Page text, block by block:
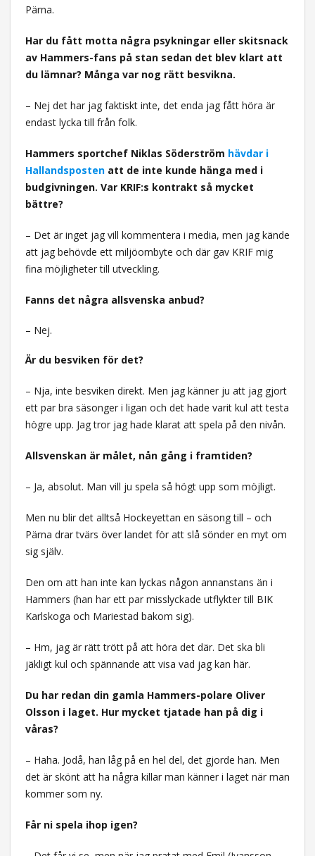
Pärna.
Har du fått motta några psykningar eller skitsnack
av Hammers-fans på stan sedan det blev klart att
du lämnar? Många var nog rätt besvikna.
– Nej det har jag faktiskt inte, det enda jag fått höra är
endast lycka till från folk.
Hammers sportchef Niklas Söderström hävdar i
Hallandspostenatt de inte kunde hänga med i
budgivningen. Var KRIF:s kontrakt så mycket
bättre?
– Det är inget jag vill kommentera i media, men jag kände
att jag behövde ett miljöombyte och där gav KRIF mig
fina möjligheter till utveckling.
Fanns det några allsvenska anbud?
– Nej.
Är du besviken för det?
– Nja, inte besviken direkt. Men jag känner ju att jag gjort
ett par bra säsonger i ligan och det hade varit kul att testa
högre upp. Jag tror jag hade klarat att spela på den nivån.
Allsvenskan är målet, nån gång i framtiden?
– Ja, absolut. Man vill ju spela så högt upp som möjligt.
Men nu blir det alltså Hockeyettan en säsong till – och
Pärna drar tvärs över landet för att slå sönder en myt om
sig själv.
Den om att han inte kan lyckas någon annanstans än i
Hammers (han har ett par misslyckade utflykter till BIK
Karlskoga och Mariestad bakom sig).
– Hm, jag är rätt trött på att höra det där. Det ska bli
jäkligt kul och spännande att visa vad jag kan här.
Du har redan din gamla Hammers-polare Oliver
Olsson i laget. Hur mycket tjatade han på dig i
våras?
– Haha. Jodå, han låg på en hel del, det gjorde han. Men
det är skönt att ha några killar man känner i laget när man
kommer som ny.
Får ni spela ihop igen?